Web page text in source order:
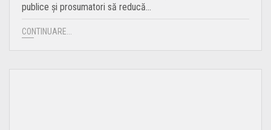
publice și prosumatori să reducă…
CONTINUARE...